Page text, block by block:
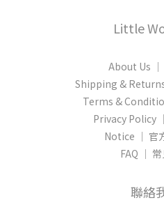
Little
About Us │
Shipping &
Terms &
Privacy Policy
Notice │ 官
FAQ │
聯絡